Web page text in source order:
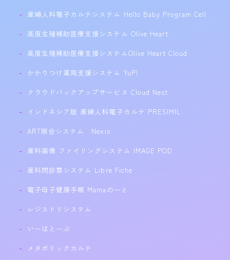
産婦人科電子カルテシステム Hello Baby Program Cell
高度生殖補助医療支援システム Olive Heart
高度生殖補助医療支援システムOlive Heart Cloud
かかりつけ薬局支援システム YuP!
クラウドバックアップサービス Cloud Nest
インドネシア版 産婦人科電子カルテ PRESIMIL
ART照合システム Nexis
産科画像 ファイリングシステム IMAGE POD
産科問診票システム Libre Fiche
電子母子健康手帳 Mamaのーと
レジストリシステム
いーはとーぶ
メタボリックカルテ